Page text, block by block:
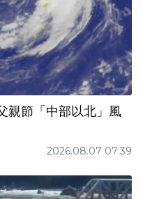
親節「中部以北」風
2026.08.07 07:39